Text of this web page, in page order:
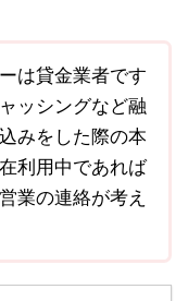
は貸金業者です
ッシングなど融
みをした際の本
利用中であれば
業の連絡が考え